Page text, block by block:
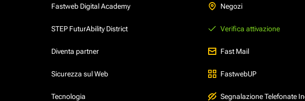
Fastweb Digital Academy
STEP FuturAbility District
Diventa partner
Sicurezza sul Web
Tecnologia
Negozi
Verifica attivazione
Fast Mail
FastwebUP
Segnalazione Telefonate